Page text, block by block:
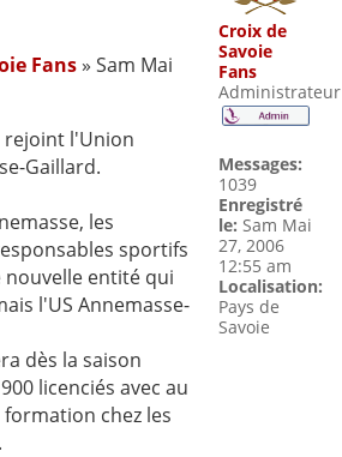
Fans» Sam Mai
rejoint l'Union
Gaillard.
les
sportifs
entité qui
l'US Annemasse-
dès la saison
licenciés avec au
chez les
Croix de
Savoie
Fans
Administrateur
Messages:
1039
Enregistré
le: Sam Mai
27, 2006
12:55 am
Localisation:
Pays de
Savoie